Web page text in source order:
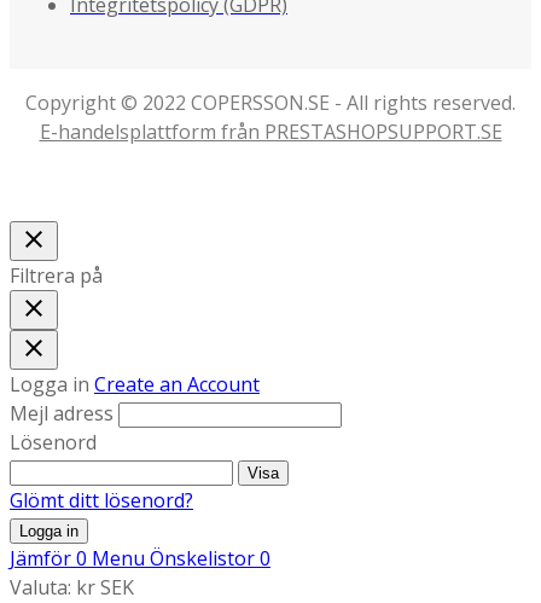
Integritetspolicy (GDPR)
Copyright © 2022 COPERSSON.SE - All rights reserved.
E-handelsplattform från PRESTASHOPSUPPORT.SE
close
Filtrera på
close
close
Logga in Create an Account
Mejl adress
Lösenord
Visa
Glömt ditt lösenord?
Logga in
Jämför0 Menu Önskelistor0
Valuta: kr SEK